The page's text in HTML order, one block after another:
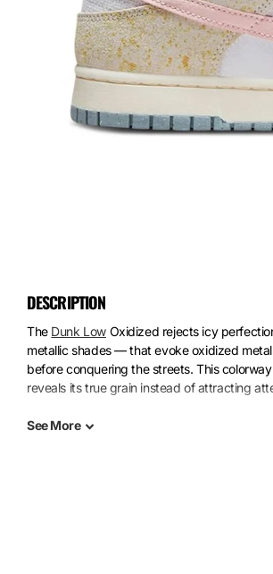
DESCRIPTION
The Dunk LowOxidized rejects icy
metallic shades — that evoke oxidized
before conquering the streets. This
reveals its true grain instead of attracting
Premium leather and natural suede on the
SeeMore